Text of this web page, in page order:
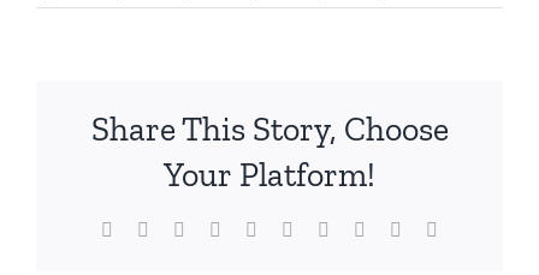
Share This Story, Choose
Your Platform!
Facebook
TwitterReddit LinkedInWhatsApp
TumblrPinterest Xing